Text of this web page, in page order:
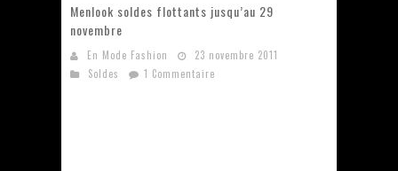
Menlook soldes flottants jusqu’au 29
novembre
En Mode Fashion
23 novembre 2011
Soldes
1 Commentaire